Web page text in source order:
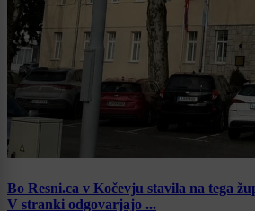
Bo Resni.ca v Kočevju stavila na tega
V stranki odgovarjajo ...